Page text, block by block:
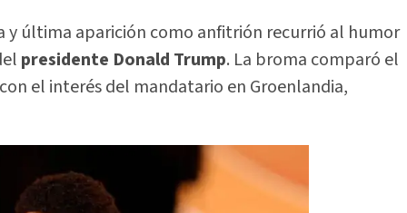
y última aparición como anfitrión recurrió al humor
presidente Donald Trump. La broma comparó el
el interés del mandatario en Groenlandia,